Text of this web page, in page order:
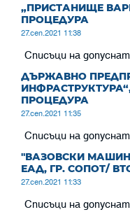
„ПРИСТАНИЩЕ
ПРОЦЕДУРА
27.сеп.2021 11:38
Списъци на
ДЪРЖАВНО
ПРОЦЕДУРА
27.сеп.2021 11:35
Списъци на
"ВАЗОВСКИ
ЕАД, ГР. СОПОТ/
27.сеп.2021 11:33
Списъци на